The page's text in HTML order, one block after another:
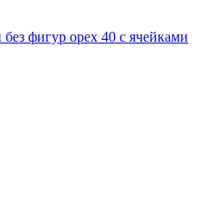
фигур орех 40 с ячейками